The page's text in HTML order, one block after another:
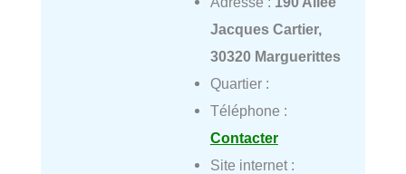
Jacques Cartier,
30320 Marguerittes
Quartier :
Téléphone :
Contacter
Site internet :